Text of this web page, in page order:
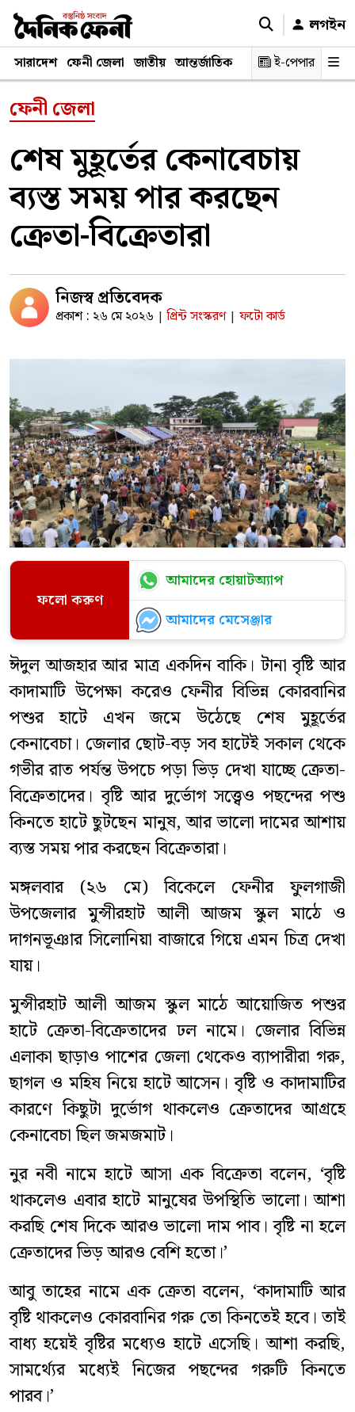
লগইন
সারাদেশ ফেনী জেলা জাতীয় আন্তর্জাতিক রাজনীতি স্বাস্থ্য শিক্ষা
ই-পেপার
ফেনী জেলা
শেষ মুহূর্তের কেনাবেচায়
ব্যস্ত সময় পার করছেন
ক্রেতা-বিক্রেতারা
নিজস্ব প্রতিবেদক
প্রকাশ : ২৬ মে ২০২৬ | প্রিন্ট সংস্করণ | ফটো কার্ড
ফলো করুণ
আমাদের হোয়াটঅ্যাপ
আমাদের মেসেঞ্জার
ঈদুল আজহার আর মাত্র একদিন বাকি। টানা বৃষ্টি আর
কাদামাটি উপেক্ষা করেও ফেনীর বিভিন্ন কোরবানির
পশুর হাটে এখন জমে উঠেছে শেষ মুহূর্তের
কেনাবেচা। জেলার ছোট-বড় সব হাটেই সকাল থেকে
গভীর রাত পর্যন্ত উপচে পড়া ভিড় দেখা যাচ্ছে ক্রেতা-
বিক্রেতাদের। বৃষ্টি আর দুর্ভোগ সত্ত্বেও পছন্দের পশু
কিনতে হাটে ছুটছেন মানুষ, আর ভালো দামের আশায়
ব্যস্ত সময় পার করছেন বিক্রেতারা।
মঙ্গলবার (২৬ মে) বিকেলে ফেনীর ফুলগাজী
উপজেলার মুন্সীরহাট আলী আজম স্কুল মাঠে ও
দাগনভূঞার সিলোনিয়া বাজারে গিয়ে এমন চিত্র দেখা
যায়।
মুন্সীরহাট আলী আজম স্কুল মাঠে আয়োজিত পশুর
হাটে ক্রেতা-বিক্রেতাদের ঢল নামে। জেলার বিভিন্ন
এলাকা ছাড়াও পাশের জেলা থেকেও ব্যাপারীরা গরু,
ছাগল ও মহিষ নিয়ে হাটে আসেন। বৃষ্টি ও কাদামাটির
কারণে কিছুটা দুর্ভোগ থাকলেও ক্রেতাদের আগ্রহে
কেনাবেচা ছিল জমজমাট।
নুর নবী নামে হাটে আসা এক বিক্রেতা বলেন, ‘বৃষ্টি
থাকলেও এবার হাটে মানুষের উপস্থিতি ভালো। আশা
করছি শেষ দিকে আরও ভালো দাম পাব। বৃষ্টি না হলে
ক্রেতাদের ভিড় আরও বেশি হতো।’
আবু তাহের নামে এক ক্রেতা বলেন, ‘কাদামাটি আর
বৃষ্টি থাকলেও কোরবানির গরু তো কিনতেই হবে। তাই
বাধ্য হয়েই বৃষ্টির মধ্যেও হাটে এসেছি। আশা করছি,
সামর্থ্যের মধ্যেই নিজের পছন্দের গরুটি কিনতে
পারব।’